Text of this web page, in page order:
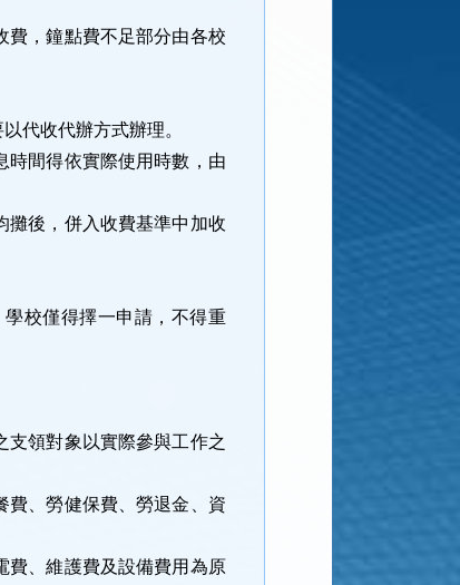
費，鐘點費不足部分由各校
代收代辦方式辦理。
時間得依實際使用時數，由
攤後，併入收費基準中加收
學校僅得擇一申請，不得重
支領對象以實際參與工作之
費、勞健保費、勞退金、資
費、維護費及設備費用為原